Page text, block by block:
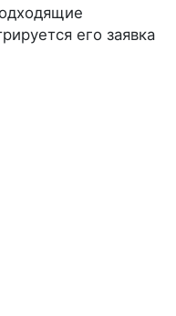
его заявка